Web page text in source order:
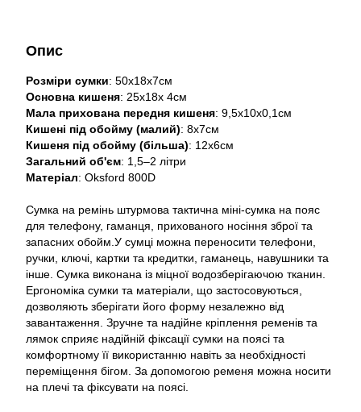
Опис
Розміри сумки: 50х18х7см
Основна кишеня: 25х18х 4см
Мала прихована передня кишеня: 9,5х10х0,1см
Кишені під обойму (малий): 8х7см
Кишеня під обойму (більша): 12х6см
Загальний об'єм: 1,5–2 літри
Матеріал: Oksford 800D
Сумка на ремінь штурмова тактична міні-сумка на пояс
для телефону, гаманця, прихованого носіння зброї та
запасних обойм.У сумці можна переносити телефони,
ручки, ключі, картки та кредитки, гаманець, навушники та
інше. Сумка виконана із міцної водозберігаючою тканин.
Ергономіка сумки та матеріали, що застосовуються,
дозволяють зберігати його форму незалежно від
завантаження. Зручне та надійне кріплення ременів та
лямок сприяє надійній фіксації сумки на поясі та
комфортному її використанню навіть за необхідності
переміщення бігом. За допомогою ременя можна носити
на плечі та фіксувати на поясі.